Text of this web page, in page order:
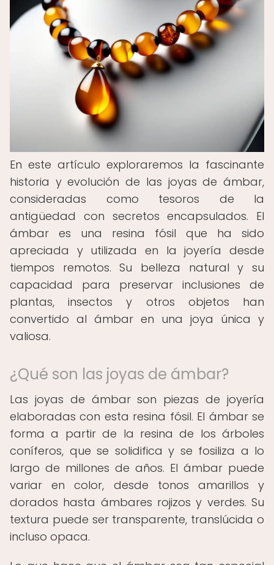
En este artículo exploraremos la fascinante
historia y evolución de las joyas de ámbar,
consideradas como tesoros de la
antigüedad con secretos encapsulados. El
ámbar es una resina fósil que ha sido
apreciada y utilizada en la joyería desde
tiempos remotos. Su belleza natural y su
capacidad para preservar inclusiones de
plantas, insectos y otros objetos han
convertido al ámbar en una joya única y
valiosa.
¿Qué son las joyas de ámbar?
Las joyas de ámbar son piezas de joyería
elaboradas con esta resina fósil. El ámbar se
forma a partir de la resina de los árboles
coníferos, que se solidifica y se fosiliza a lo
largo de millones de años. El ámbar puede
variar en color, desde tonos amarillos y
dorados hasta ámbares rojizos y verdes. Su
textura puede ser transparente, translúcida o
incluso opaca.